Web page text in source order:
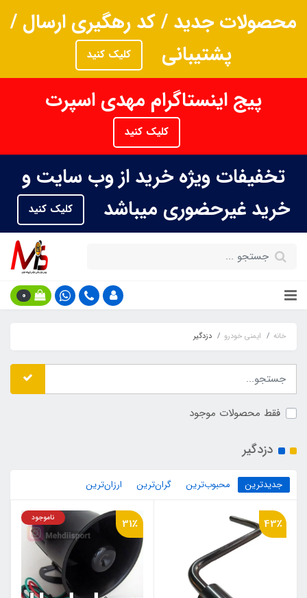
محصولات جدید / کد رهگیری ارسال /
پشتیبانی
کلیک کنید
پیج اینستاگرام مهدی اسپرت
کلیک کنید
تخفیفات ویژه خرید از وب سایت و
خرید غیرحضوری میباشد
کلیک کنید
0
خانه ایمنی خودرو دزدگیر
فقط محصولات موجود
دزدگیر
جدیدترین محبوب‌ترین گران‌ترین ارزان‌ترین
43٪ 31٪ ناموجود